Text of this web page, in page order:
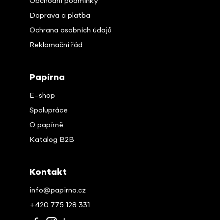
Doprava a platba
Ochrana osobních údajů
Reklamační řád
Papírna
E-shop
Spolupráce
O papírně
Katalog B2B
Kontakt
info@papirna.cz
+420 775 128 331